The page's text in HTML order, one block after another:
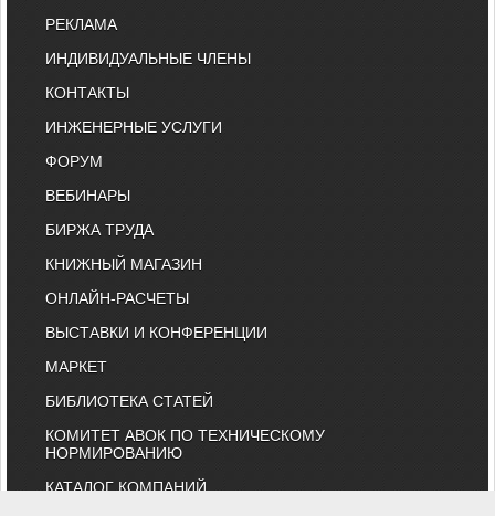
РЕКЛАМА
ИНДИВИДУАЛЬНЫЕ ЧЛЕНЫ
КОНТАКТЫ
ИНЖЕНЕРНЫЕ УСЛУГИ
ФОРУМ
ВЕБИНАРЫ
БИРЖА ТРУДА
КНИЖНЫЙ МАГАЗИН
ОНЛАЙН-РАСЧЕТЫ
ВЫСТАВКИ И КОНФЕРЕНЦИИ
МАРКЕТ
БИБЛИОТЕКА СТАТЕЙ
КОМИТЕТ АВОК ПО ТЕХНИЧЕСКОМУ
НОРМИРОВАНИЮ
КАТАЛОГ КОМПАНИЙ